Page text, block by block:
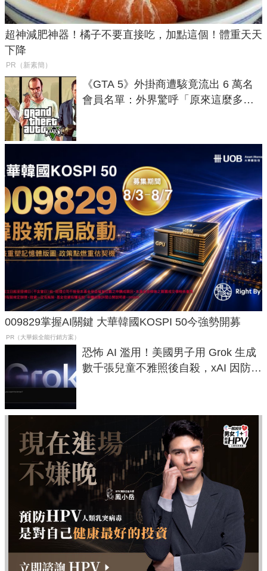
超神減肥神器！橘子不要直接吃，加點這個！體重天天
下降
PR（新素簡）
《GTA 5》外掛商遭駭竟流出 6 萬名
會員名單：外界驚呼「原來這麼多人
009829掌握AI關鍵 大華韓國KOSPI 50今強勢開募
PR（大華銀全能行銷方案）
恐怖 AI 濫用！美國男子用 Grok 生成
數千張兒童不雅照後自殺，xAI 因防護